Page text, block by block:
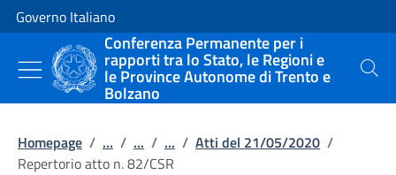
Vai al contenuto
Vai alla navigazione del sito
Governo Italiano
Conferenza Permanente per i
rapporti tra lo Stato, le Regioni e
le Province Autonome di Trento e
Bolzano
Cerca
Homepage / ... / ... / ... / Atti del 21/05/2020 /
Repertorio atto n. 82/CSR